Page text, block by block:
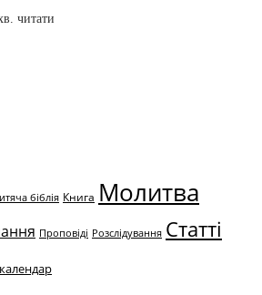
читати
біблія Книга Молитва
Проповіді Розслідування Статті